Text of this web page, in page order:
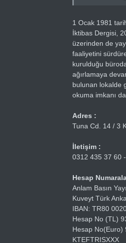
1 Ocak 1981
İktibas Dergisi,
üzerinden de
faaliyetini
kurulduğu
ağırlamaya
bulunan lokalde
okuma imkanı
Adres :
Tuna Cd. 14 / 3
İletişim :
0312 435 37 60
Hesap
Anlam Basın
Kuveyt Türk
IBAN: TR80
Hesap No (TL)
Hesap No(Euro)
KTEFTRISXXX